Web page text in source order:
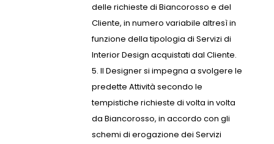
delle richieste di Biancorosso e del
Cliente, in numero variabile altresì in
funzione della tipologia di Servizi di
Interior Design acquistati dal Cliente.
Il Designer si impegna a svolgere le
predette Attività secondo le
tempistiche richieste di volta in volta
da Biancorosso, in accordo con gli
schemi di erogazione dei Servizi